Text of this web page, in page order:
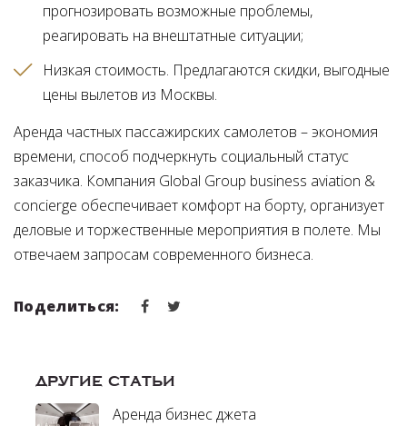
прогнозировать возможные проблемы,
реагировать на внештатные ситуации
Низкая стоимость. Предлагаются скидки, выгодные
цены вылетов из Москвы
Аренда частных пассажирских самолетов – экономия
времени, способ подчеркнуть социальный статус
заказчика. Компания Global Group business aviation &
concierge обеспечивает комфорт на борту, организует
деловые и торжественные мероприятия в полете. Мы
отвечаем запросам современного бизнеса.
Поделиться:
ДРУГИЕ СТАТЬИ
Аренда бизнес джета